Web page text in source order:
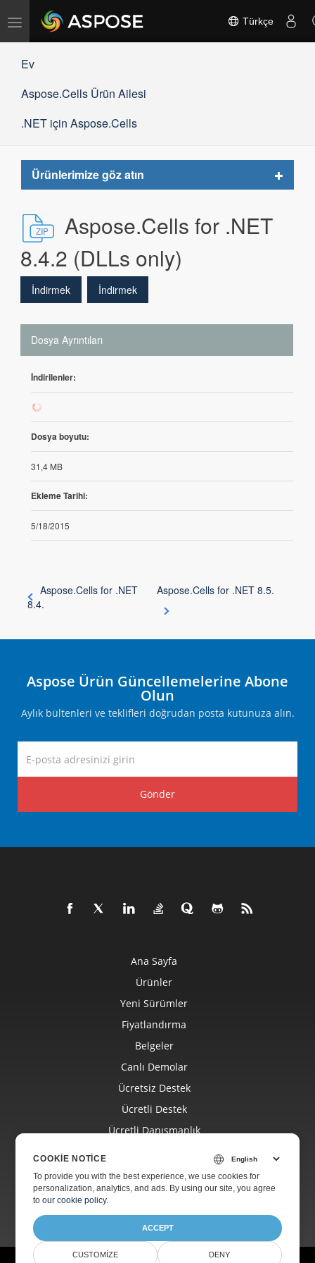
Gezinmeyi
Türkçe
Ev
Aspose.Cells Ürün Ailesi
.NET için Aspose.Cells
Ürünlerimize göz atın
Toggle
Aspose.Cells for .NET
8.4.2 (DLLs only)
İndirmek İndirmek
Dosya Ayrıntıları
İndirilenler:
375
Dosya boyutu:
31,4 MB
Ekleme Tarihi:
5/18/2015
Aspose.Cells for .NET
8.4.
Aspose.Cells for .NET 8.5.
Aspose Ürün Güncellemelerine Abone
Olun
Aylık bültenleri ve teklifleri doğrudan posta kutunuza alın.
Gönder
Ana Sayfa
Ürünler
Yeni Sürümler
Fiyatlandırma
Belgeler
Canlı Demolar
Ücretsiz Destek
Ücretli Destek
Ücretli Danışmanlık
Web Siteleri
Hakkında
COOKIE NOTICE
To provide you with the best experience, we use cookies for
personalization, analytics, and ads. By using our site, you agree
toour cookie policy.
ACCEPT
CUSTOMIZE DENY